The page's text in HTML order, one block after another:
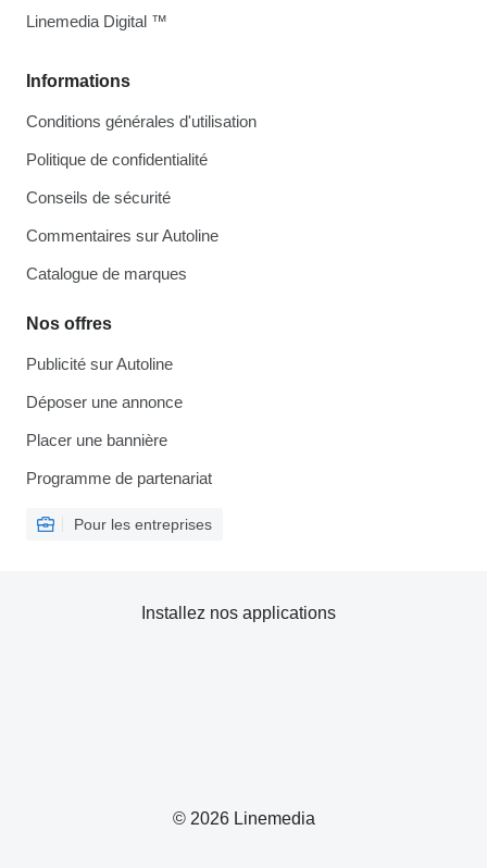
Informations
Conditions générales d'utilisation
Politique de confidentialité
Conseils de sécurité
Commentaires sur Autoline
Catalogue de marques
Nos offres
Publicité sur Autoline
Déposer une annonce
Placer une bannière
Programme de partenariat
Pour les entreprises
Linemedia Digital ™
© 2026 Linemedia
Installez nos applications